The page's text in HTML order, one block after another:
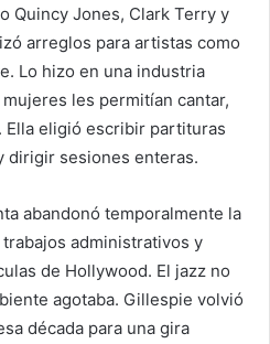
Quincy Jones, Clark Terry y
arreglos para artistas como
Lo hizo en una industria
les permitían cantar,
Ella eligió escribir partituras
dirigir sesiones enteras.
abandonó temporalmente la
administrativos y
de Hollywood. El jazz no
agotaba. Gillespie volvió
década para una gira